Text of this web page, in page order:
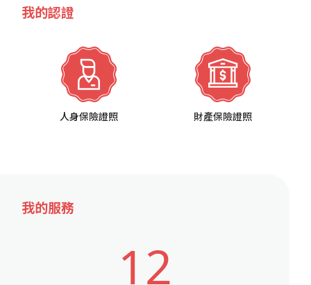
我的認證
人身保險證照 財產保險證照
我的服務
12